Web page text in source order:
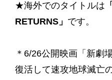
★海外でのタイトルは
RETURNS」 です。
＊6/26公開映画「新劇
復活して速攻地球滅亡